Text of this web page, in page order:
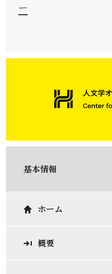
ー
基本情報
ホーム
概要